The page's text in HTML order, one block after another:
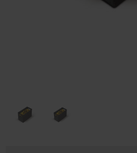
Gezondheid & Verzorging